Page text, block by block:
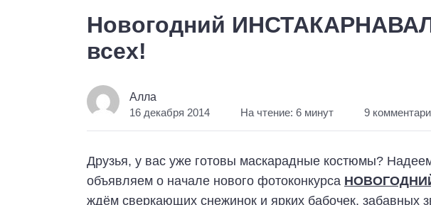
Новогодний
всех!
Алла
16 декабря 2014 На чтение: 6 минут 9
Друзья, у вас уже готовы маскарадные костюмы?
объявляем о начале нового фотоконкурса
ждём сверкающих снежинок и ярких бабочек, забавных